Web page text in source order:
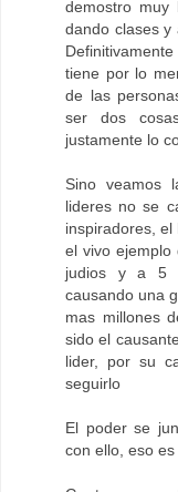
demostro muy
dando clases y
tiene por lo
de las
ser dos
justamente lo
Sino veamos
lideres no se
inspiradores,
el vivo ejemplo
judios y a 5
causando una
mas millones
sido el
lider, por su
seguirlo
El poder se
con ello, eso es